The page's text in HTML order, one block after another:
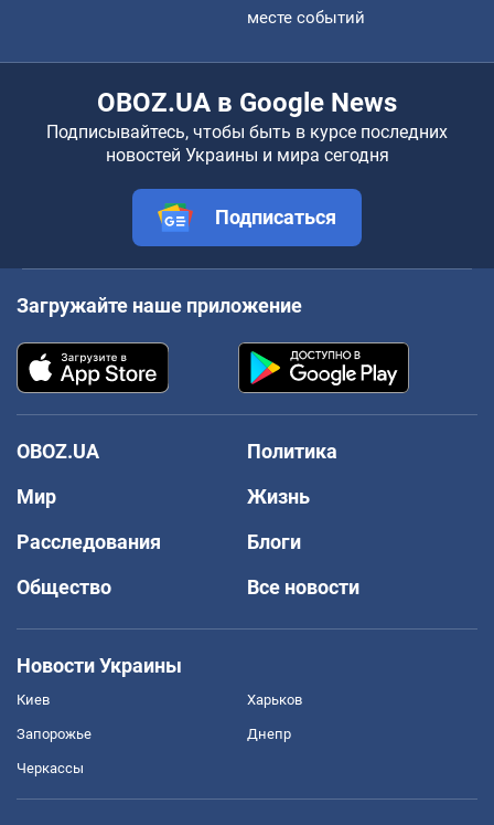
месте событий
OBOZ.UA в Google News
Подписывайтесь, чтобы быть в курсе последних
новостей Украины и мира сегодня
Подписаться
Загружайте наше приложение
OBOZ.UA
Политика
Мир
Жизнь
Расследования
Блоги
Общество
Все новости
Новости Украины
Киев Харьков
Запорожье Днепр
Черкассы